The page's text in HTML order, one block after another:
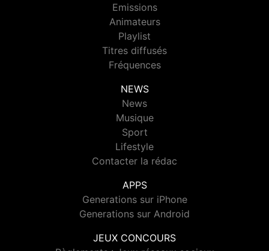
Emissions
Animateurs
Playlist
Titres diffusés
Fréquences
NEWS
News
Musique
Sport
Lifestyle
Contacter la rédac
APPS
Generations sur iPhone
Generations sur Android
JEUX CONCOURS